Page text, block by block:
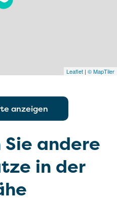
Leaflet | © MapTiler
anzeigen
andere
in der